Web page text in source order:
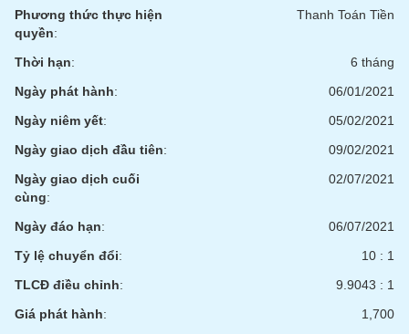
Phương thức thực hiện
quyền:
Thanh Toán Tiền
Thời hạn:
6 tháng
Ngày phát hành:
06/01/2021
Ngày niêm yết:
05/02/2021
Ngày giao dịch đầu tiên:
09/02/2021
Ngày giao dịch cuối
cùng:
02/07/2021
Ngày đáo hạn:
06/07/2021
Tỷ lệ chuyển đổi:
10 : 1
TLCĐ điều chỉnh:
9.9043 : 1
Giá phát hành:
1,700
TRUYỀN
THÔNG
ÍCH
BẤT
ĐỘNG
SẢN